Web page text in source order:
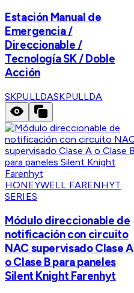
Estación Manual de
Emergencia /
Direccionable /
Tecnología SK / Doble
Acción
SKPULLDASKPULLDA
HONEYWELL FARENHYT
SERIES
Módulo direccionable de
notificación con circuito
NAC supervisado Clase A
o Clase B para paneles
Silent Knight Farenhyt